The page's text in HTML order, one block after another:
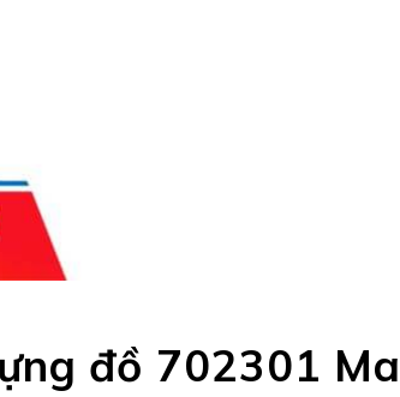
đồ 702301